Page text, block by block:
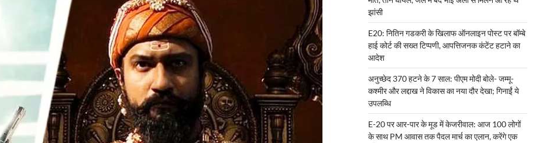
झांसी
E20: नितिन गडकरी के खिलाफ ऑनलाइन पोस्ट पर बॉम्बे
हाई कोर्ट की सख्त टिप्पणी, आपत्तिजनक कंटेंट हटाने का
आदेश
अनुच्छेद 370 हटने के 7 साल: पीएम मोदी बोले- जम्मू-
कश्मीर और लद्दाख ने विकास का नया दौर देखा; गिनाईं ये
उपलब्धि
E-20 पर आर-पार के मूड में केजरीवाल: आज 100 लोगों
के साथ PM आवास तक पैदल मार्च का एलान, करेंगे एक